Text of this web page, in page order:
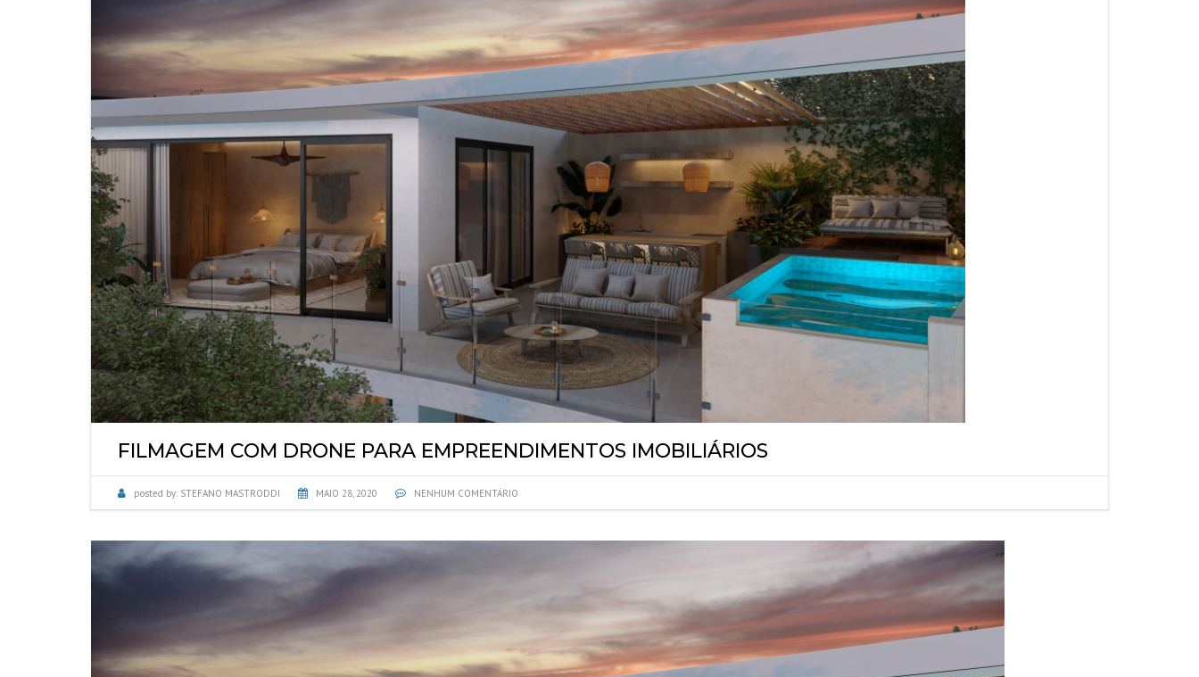
MAPEAMENTO
INSPEÇÃO INDUTRIAL
INSPEÇÃO TERMOGRÁFICA
INSPEÇÃO DE TORRES DE
TELECOMUNICAÇÃO
NR13 INSPEÇÕES EM
TUBULAÇÕES
INSPEÇÃO PREDIAL
LAUDO VISTORIA DE
VIZINHANÇA
LAUDOS DE INSPEÇÃO DE
FILMAGEM COM DRONE PARA EMPREENDIMENTOS IMOBILIÁRIOS
posted by: STEFANO MASTRODDI MAIO 28, 2020 NENHUM COMENTÁRIO